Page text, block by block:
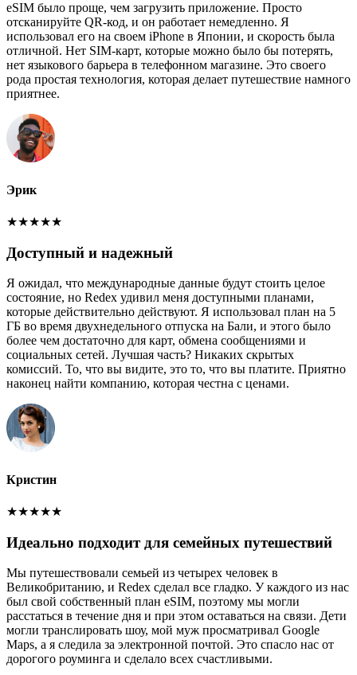
eSIM было проще, чем загрузить приложение. Просто
отсканируйте QR-код, и он работает немедленно. Я
использовал его на своем iPhone в Японии, и скорость была
отличной. Нет SIM-карт, которые можно было бы потерять,
нет языкового барьера в телефонном магазине. Это своего
рода простая технология, которая делает путешествие намного
приятнее.
Эрик
★★★★★
Доступный и надежный
Я ожидал, что международные данные будут стоить целое
состояние, но Redex удивил меня доступными планами,
которые действительно действуют. Я использовал план на 5
ГБ во время двухнедельного отпуска на Бали, и этого было
более чем достаточно для карт, обмена сообщениями и
социальных сетей. Лучшая часть? Никаких скрытых
комиссий. То, что вы видите, это то, что вы платите. Приятно
наконец найти компанию, которая честна с ценами.
Кристин
★★★★★
Идеально подходит для семейных путешествий
Мы путешествовали семьей из четырех человек в
Великобританию, и Redex сделал все гладко. У каждого из нас
был свой собственный план eSIM, поэтому мы могли
расстаться в течение дня и при этом оставаться на связи. Дети
могли транслировать шоу, мой муж просматривал Google
Maps, а я следила за электронной почтой. Это спасло нас от
дорогого роуминга и сделало всех счастливыми.